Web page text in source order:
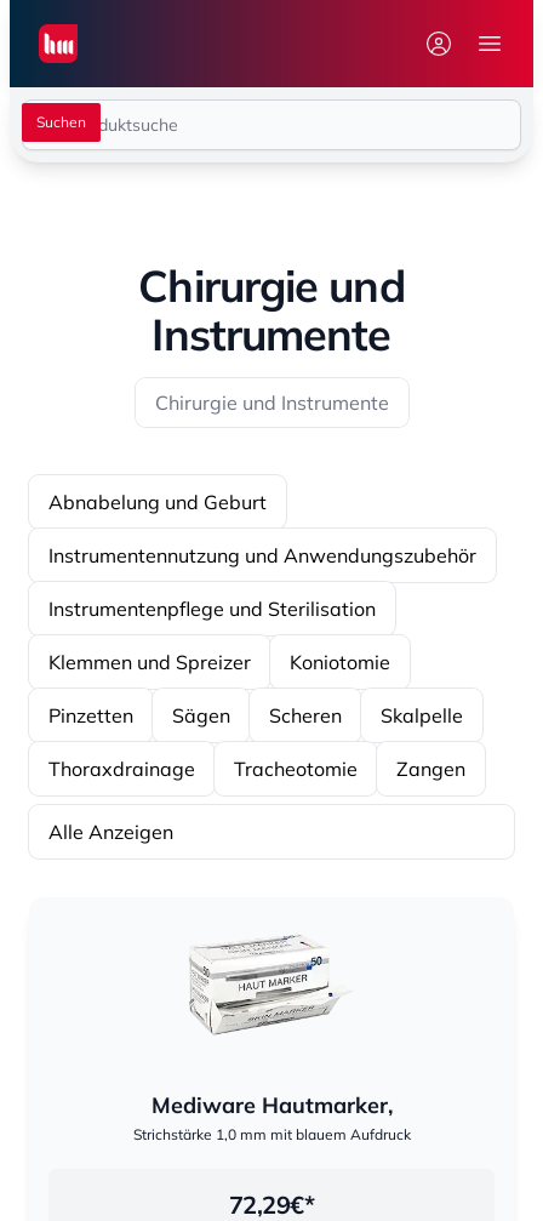
Seiwert GmbH
Menü
Chirurgie und
Instrumente
Chirurgie und Instrumente
Abnabelung und Geburt
Instrumentennutzung und Anwendungszubehör
Instrumentenpflege und Sterilisation
Klemmen und Spreizer Koniotomie
Pinzetten Sägen Scheren Skalpelle
Thoraxdrainage Tracheotomie Zangen
Alle Anzeigen
Mediware Hautmarker,
Strichstärke 1,0 mm mit blauem Aufdruck
72,29€*